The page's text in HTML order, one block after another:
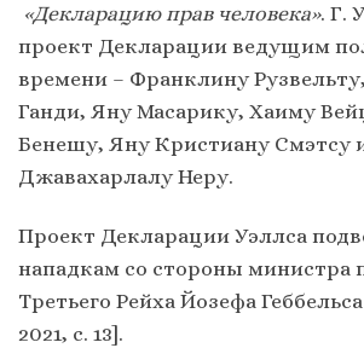
«Декларацию прав человека». Г.
проект Декларации ведущим
времени – Франклину
Ганди, Яну Масарику, Хаиму
Бенешу, Яну Кристиану Смэтсу
Джавахарлалу Неру.
Проект Декларации Уэллса
нападкам со стороны министра
Третьего Рейха Йозефа
2021, с. 13].